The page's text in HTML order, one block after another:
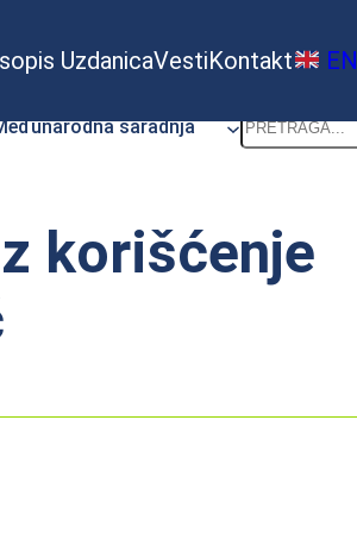
UzdanicaVestiKontakt EN
saradnja Pretraga
korišćenje